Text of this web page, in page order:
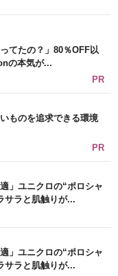
てたの？」80％OFF以
の本気が...
PR
ものを追求できる環境
PR
」ユニクロの“ポロシャ
ラと肌触りが...
」ユニクロの“ポロシャ
ラと肌触りが...